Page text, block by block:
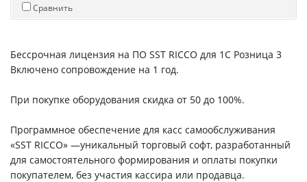
Сравнить
Бессрочная лицензия на ПО SST RICCO для 1С Розница 3
Включено сопровождение на 1 год.
При покупке оборудования скидка от 50 до 100%.
Программное обеспечение для касс самообслуживания
«SST RICCO» —уникальный торговый софт, разработанный
для самостоятельного формирования и оплаты покупки
покупателем, без участия кассира или продавца.